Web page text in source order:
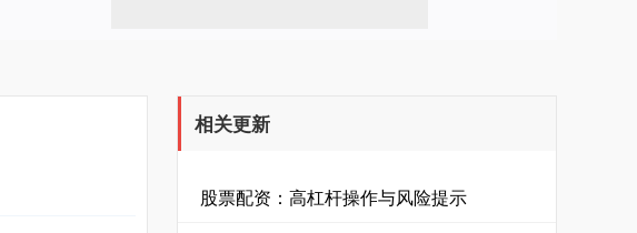
相关更新
股票配资：高杠杆操作与风险提示